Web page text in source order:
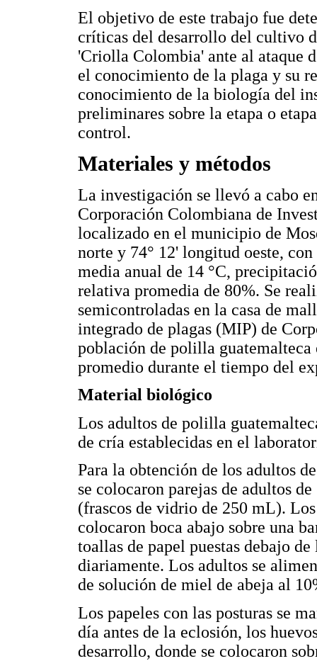
El objetivo de este trabajo fue
críticas del desarrollo del cultivo
'Criolla Colombia' ante al ataque
el conocimiento de la plaga y su
conocimiento de la biología del
preliminares sobre la etapa o
control.
Materiales y métodos
La investigación se llevó a cabo
Corporación Colombiana de
localizado en el municipio de
norte y 74° 12' longitud oeste,
media anual de 14 °C,
relativa promedia de 80%. Se
semicontroladas en la casa de
integrado de plagas (MIP) de
población de polilla
promedio durante el tiempo del
Material biológico
Los adultos de polilla
de cría establecidas en el
Para la obtención de los adultos
se colocaron parejas de adultos de
(frascos de vidrio de 250 mL).
colocaron boca abajo sobre una
toallas de papel puestas debajo
diariamente. Los adultos se
de solución de miel de abeja al
Los papeles con las posturas se
día antes de la eclosión, los
desarrollo, donde se colocaron